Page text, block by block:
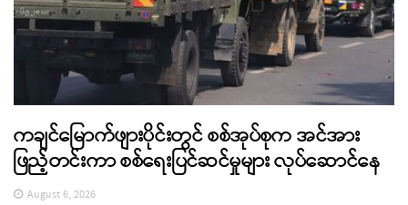
ကချင်မြောက်ဖျားပိုင်းတွင် စစ်အုပ်စုက အင်အား
ဖြည့်တင်းကာ စစ်ရေးပြင်ဆင်မှုများ လုပ်ဆောင်နေ
August 6, 2026